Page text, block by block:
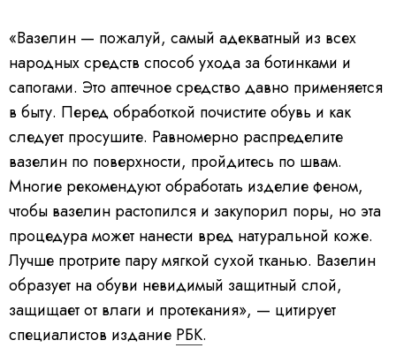
«Вазелин — пожалуй, самый адекватный из всех
народных средств способ ухода за ботинками и
сапогами. Это аптечное средство давно применяется
в быту. Перед обработкой почистите обувь и как
следует просушите. Равномерно распределите
вазелин по поверхности, пройдитесь по швам.
Многие рекомендуют обработать изделие феном,
чтобы вазелин растопился и закупорил поры, но эта
процедура может нанести вред натуральной коже.
Лучше протрите пару мягкой сухой тканью. Вазелин
образует на обуви невидимый защитный слой,
защищает от влаги и протекания», — цитирует
специалистов издание РБК.